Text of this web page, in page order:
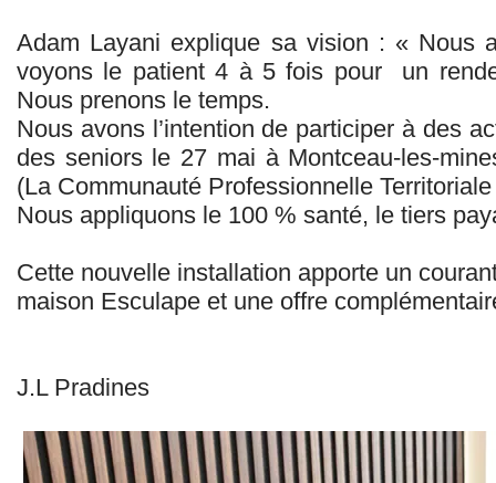
Adam Layani explique sa vision : « Nous
voyons le patient 4 à 5 fois pour un
Nous prenons le temps.
Nous avons l’intention de participer à des
des seniors le 27 mai à Montceau-les-
(La Communauté Professionnelle
Nous appliquons le 100 % santé, le tiers
Cette nouvelle installation apporte un
maison Esculape et une offre
J.L Pradines